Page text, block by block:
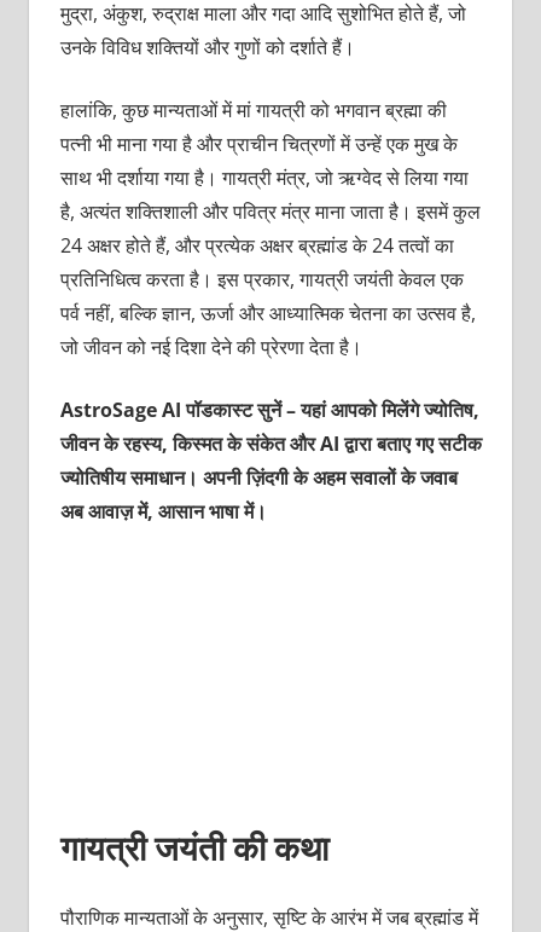
मुद्रा, अंकुश, रुद्राक्ष माला और गदा आदि सुशोभित होते हैं, जो
उनके विविध शक्तियों और गुणों को दर्शाते हैं।
हालांकि, कुछ मान्यताओं में मां गायत्री को भगवान ब्रह्मा की
पत्नी भी माना गया है और प्राचीन चित्रणों में उन्हें एक मुख के
साथ भी दर्शाया गया है। गायत्री मंत्र, जो ऋग्वेद से लिया गया
है, अत्यंत शक्तिशाली और पवित्र मंत्र माना जाता है। इसमें कुल
24 अक्षर होते हैं, और प्रत्येक अक्षर ब्रह्मांड के 24 तत्वों का
प्रतिनिधित्व करता है। इस प्रकार, गायत्री जयंती केवल एक
पर्व नहीं, बल्कि ज्ञान, ऊर्जा और आध्यात्मिक चेतना का उत्सव है,
जो जीवन को नई दिशा देने की प्रेरणा देता है।
AstroSage AI पॉडकास्ट सुनें – यहां आपको मिलेंगे ज्योतिष,
जीवन के रहस्य, किस्मत के संकेत और AI द्वारा बताए गए सटीक
ज्योतिषीय समाधान। अपनी ज़िंदगी के अहम सवालों के जवाब
अब आवाज़ में, आसान भाषा में।
गायत्री जयंती की कथा
पौराणिक मान्यताओं के अनुसार, सृष्टि के आरंभ में जब ब्रह्मांड में